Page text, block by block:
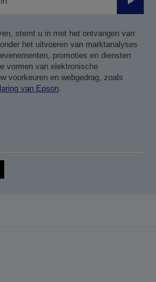
stemt u in met het ontvangen van
het uitvoeren van marktanalyses
promoties en diensten
vormen van elektronische
voorkeuren en webgedrag, zoals
van Epson.